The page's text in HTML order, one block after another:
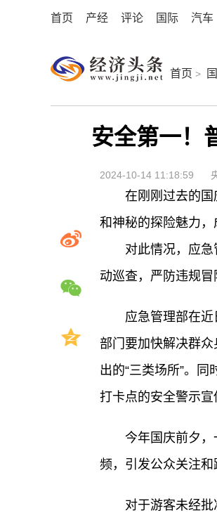
首页 产经 评论 国际 汽车
首页 >
安全第一！
2024-10-14 11:18:59
在刚刚过去的国
和神秘的探险魅力，
对此情况，应
动巡查，严防违规冒
应急管理部在
部门要加快解决群
出的“三类场所”。
打卡点的安全警示宣
今年国庆前夕
频，引发公众关注和
对于游客未经